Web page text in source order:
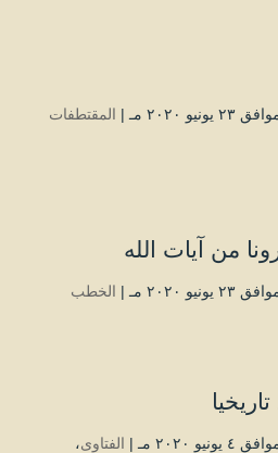
المقتطفات
من آيات الله
الخطب
الفتاوى،